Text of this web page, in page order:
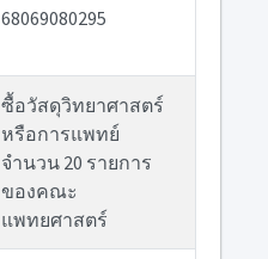
68069080295
ซื้อวัสดุวิทยาศาสตร์
หรือการแพทย์
จำนวน 20 รายการ
ของคณะ
แพทยศาสตร์